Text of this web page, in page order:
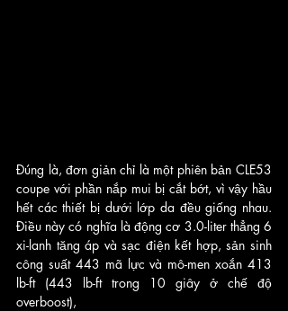
Đúng là, đơn giản chỉ là một phiên bản CLE53
coupe với phần nắp mui bị cắt bớt, vì vậy hầu
hết các thiết bị dưới lớp da đều giống nhau.
Điều này có nghĩa là động cơ 3.0-liter thẳng 6
xi-lanh tăng áp và sạc điện kết hợp, sản sinh
công suất 443 mã lực và mô-men xoắn 413
lb-ft (443 lb-ft trong 10 giây ở chế độ
overboost),